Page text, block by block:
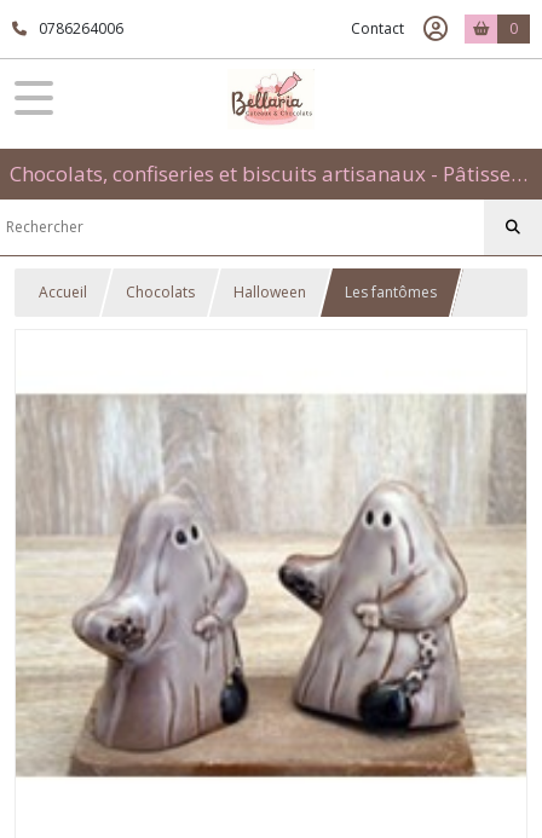
0786264006 Contact 0
Chocolats, confiseries et biscuits artisanaux - Pâtisseries évènementielles et traditionnelles
Accueil Chocolats Halloween Les fantômes